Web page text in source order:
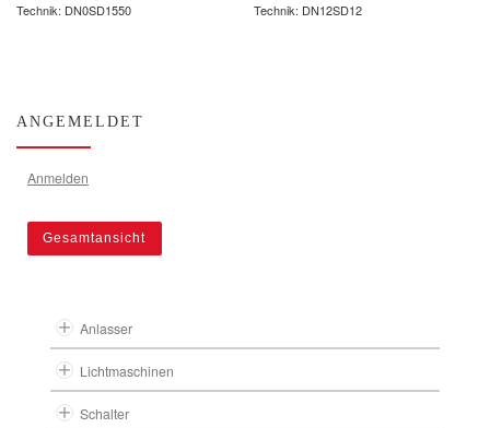
Technik: DN0SD1550
Technik: DN12SD12
ANGEMELDET
Anmelden
Gesamtansicht
Anlasser
Lichtmaschinen
Schalter